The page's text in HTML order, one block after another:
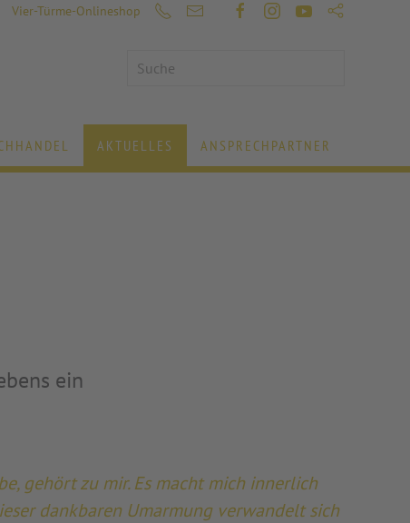
Vier-Türme-Onlineshop
AKTUELLES ANSPRECHPARTNER
ein
gehört zu mir. Es macht mich innerlich
dankbaren Umarmung verwandelt sich